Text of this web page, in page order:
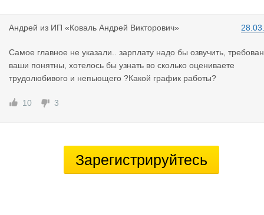
Андрей из ИП «Коваль Андрей Викторович»
Самое главное не указали.. зарплату надо бы озвучить,
ваши понятны, хотелось бы узнать во сколько оцениваете
трудолюбивого и непьющего ?Какой график работы?
10 3
Зарегистрируйтесь